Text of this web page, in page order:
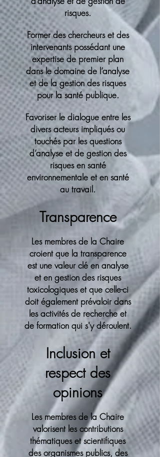
risques.
Former des chercheurs et des
intervenants possédant une
expertise de premier plan
dans le domaine de l’analyse
et de la gestion des risques
pour la santé publique.
Favoriser le dialogue entre les
divers acteurs impliqués ou
touchés par les questions
d’analyse et de gestion des
risques en santé
environnementale et en santé
au travail.
Transparence
Les membres de la Chaire
croient que la transparence
est une valeur clé en analyse
et en gestion des risques
toxicologiques et que celle-ci
doit également prévaloir dans
les activités de recherche et
de formation qui s'y déroulent.
Inclusion et
respect des
opinions
Les membres de la Chaire
valorisent les contributions
thématiques et scientifiques
des organismes publics, des